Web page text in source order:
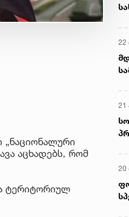
„ნაციონალური
აცხადებს, რომ
ტერიტორიულ
22
21
20